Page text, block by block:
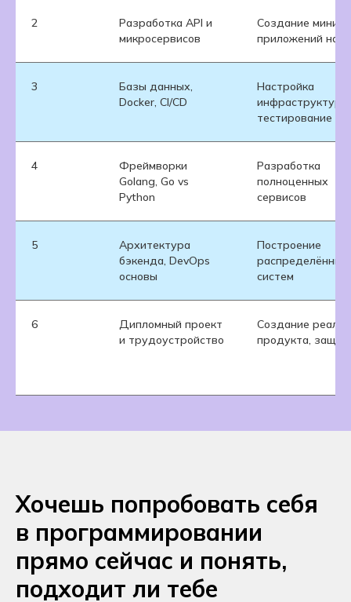
2
Разработка API и
микросервисов
Создание мини-
приложений на
3
Базы данных,
Docker, CI/CD
Настройка
инфраструктуры,
тестирование
4
Фреймворки
Golang, Go vs
Python
Разработка
полноценных
сервисов
5
Архитектура
бэкенда, DevOps
основы
Построение
распределённых
систем
6
Дипломный проект
и трудоустройство
Создание
продукта,
Хочешь попробовать себя
в программировании
прямо сейчас и понять,
подходит ли тебе